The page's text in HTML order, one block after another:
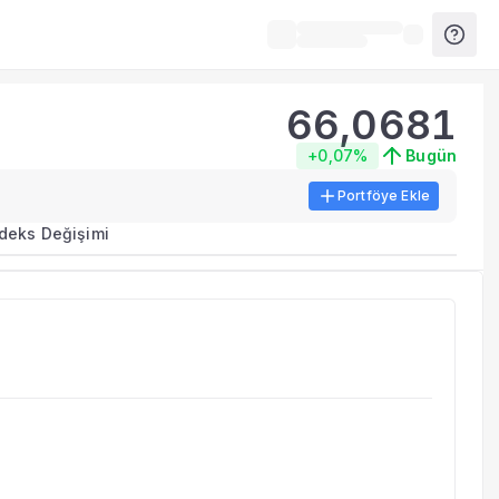
metrikleri listelenir.
benzer fonları inceleyebilirsiniz.
66,0681
+0,07% Bugün
Portföye Ekle
Değişimi